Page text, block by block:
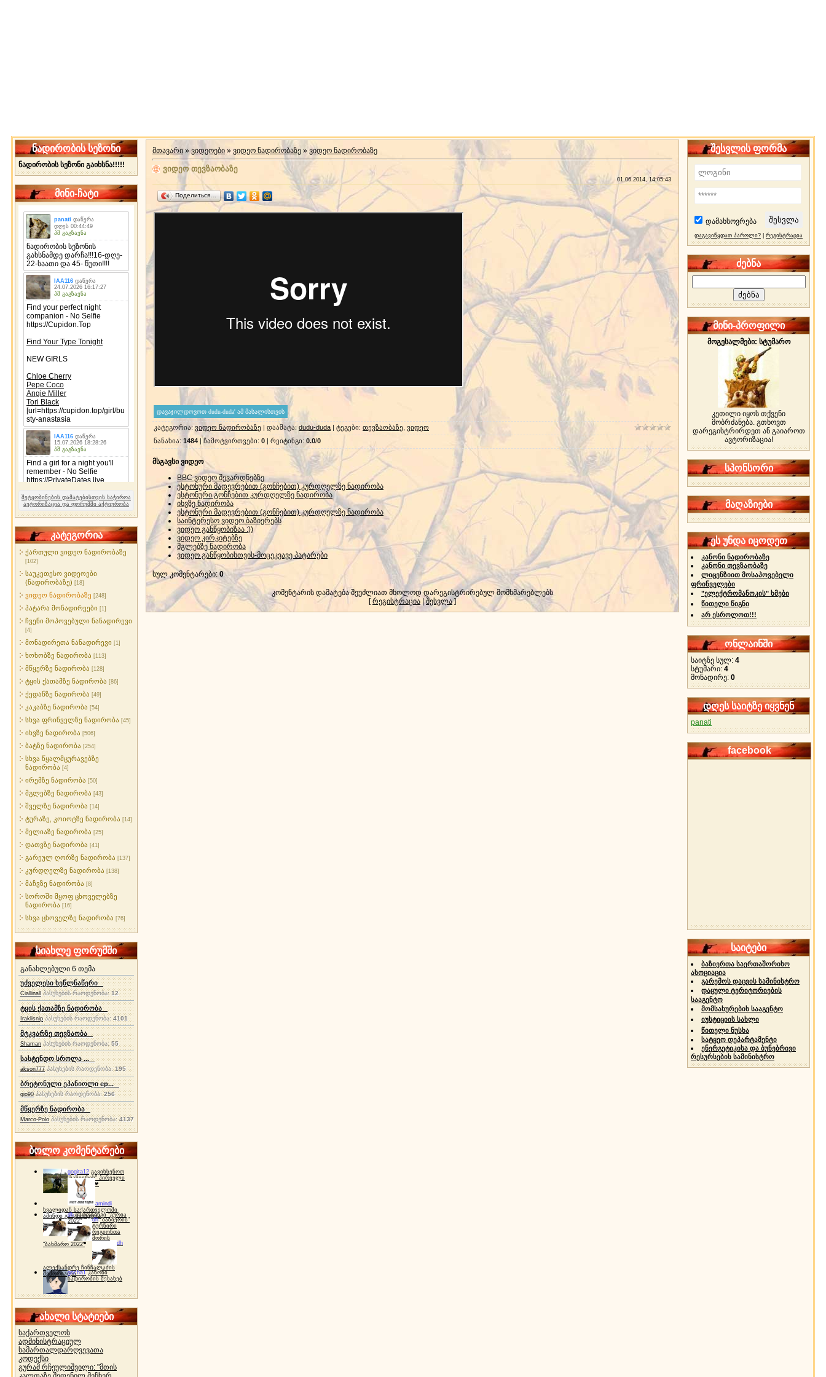
ნადირობის სეზონი
ნადირობის სეზონი გაიხსნა!!!!!
მინი-ჩატი
შეტყობინების დამატებისთვის საჭიროა
ავტორიზაცია და ფორუმში აქტიურობა
კატეგორია
ქართული ვიდეო ნადირობაზე
[102]
საუკეთესო ვიდეოები
(ნადირობაზე) [18]
ვიდეო ნადირობაზე [248]
პატარა მონადირეები [1]
ჩვენი მოპოვებული ნანადირევი
[4]
მონადირეთა ნანადირევი [1]
ხოხობზე ნადირობა [113]
მწყერზე ნადირობა [128]
ტყის ქათამზე ნადირობა [86]
ქედანზე ნადირობა [49]
კაკაბზე ნადირობა [54]
სხვა ფრინველზე ნადირობა [45]
იხვზე ნადირობა [506]
ბატზე ნადირობა [254]
სხვა წყალმცურავებზე
ნადირობა [4]
ირემზე ნადირობა [50]
მგლებზე ნადირობა [43]
შველზე ნადირობა [14]
ტურაზე, კოიოტზე ნადირობა [14]
მელიაზე ნადირობა [25]
დათვზე ნადირობა [41]
გარეულ ღორზე ნადირობა [137]
კურდღელზე ნადირობა [138]
მაჩვზე ნადირობა [8]
სოროში მყოფ ცხოველებზე
ნადირობა [16]
სხვა ცხოველზე ნადირობა [76]
სიახლე ფორუმში
განახლებული 6 თემა
უძველესი ხეწლნაწერი
Ciallinall პასუხების რაოდენობა:12
ტყის ქათამზე ნადირობა
Iraklisnip პასუხების რაოდენობა: 4101
მტკვარზე თევზაობა
Shaman პასუხების რაოდენობა:55
სასტენდო სროლა ...
akson777 პასუხების რაოდენობა:195
ბრეტონული ეპანიოლი ep...
gio90 პასუხების რაოდენობა:256
მწყერზე ნადირობა
Marco-Polo პასუხების რაოდენობა:4137
ბოლო კომენტარები
gogita12 გავიხსენოთ
"ბაზიერის" პირველი
ტურნირი ❤
amindi
ხვალიდან საქართველოში
ამინდი გაუარესდება
dh სპორტინგი "გურია
2022"
dh "ბაზიერის"
ტურნირი
რეგიონთა
შორის
"ბახმარო 2022"
dh
ალექსანდრე ჩინჩალაძის
მემორიალიgocha1 კანონი
ნადირობის შესახებ
ახალი სტატიები
საქართველოს
ადმინისტრაციულ
სამართალდარღვევათა
კოდექსი
გურამ რჩეულიშვილი: "მთის
მთავარი » ვიდეოები » ვიდეო ნადირობაზე » ვიდეო ნადირობაზე
ვიდეო თევზაობაზე
01.06.2014, 14:05:43
Поделиться…
კატეგორია:ვიდეო ნადირობაზე | დაამატა: dudu-duda | ტეგები: თევზაობაზე ვიდეო
ნანახია: 1484 |ჩამოტვირთვები: 0 | რეიტინგი: 0.0/0
მსგავსი ვიდეო
BBC ვიდეო შევარდნებზე
ესტონური მადევრებით (გონჩებით) კურდღელზე ნადირობა
ესტონური გონჩებით კურდღელზე ნადირობა
იხვზე ნადირობა
ესტონური მადევრებით (გონჩებით) კურდღელზე ნადირობა
საინტერესო ვიდეო ბაზიერებს
ვიდეო განწყობიზაა :))
ვიდეო კირკიტებზე
მგლებზე ნადირობა
ვიდეო განწყობისთვის-მოცეკვავე პატარები
სულ კომენტარები:0
კომენტარის დამატება შეუძლიათ მხოლოდ დარეგისტრირებულ მომხმარებლებს
[რეგისტრაცია |შესვლა]
შესვლის ფორმა
დამახსოვრება
დაგავიწყდათ პაროლი? რეგისტრაცია
ძებნა
მინი-პროფილი
მოგესალმები: სტუმარო
კეთილი იყოს თქვენი
მობრძანება. გთხოვთ
დარეგისტრირდეთ ან გაიაროთ
ავტორიზაცია!
სპონსორი
მაღაზიები
ეს უნდა იცოდეთ
კანონი ნადირობაზე
კანონი თევზაობაზე
ლიცენზიით მოსაპოვებელი
ფრინველები
"ელექტრომანოკის" ხმები
წითელი წიგნი
არ ესროლოთ!!!
ონლაინში
საიტზე სულ: 4
სტუმარი: 4
მონადირე: 0
დღეს საიტზე იყვნენ
panati
facebook
საიტები
ბაზიერთა საერთაშორისო
ასოციაცია
გარემოს დაცვის სამინისტრო
დაცული ტერიტორიების
სააგენტო
მომსახურების სააგენტო
იუსტიციის სახლი
წითელი ნუსხა
სატყეო დეპარტამენტი
ენერგეტიკისა და ბუნებრივი
რესურსების სამინისტრო